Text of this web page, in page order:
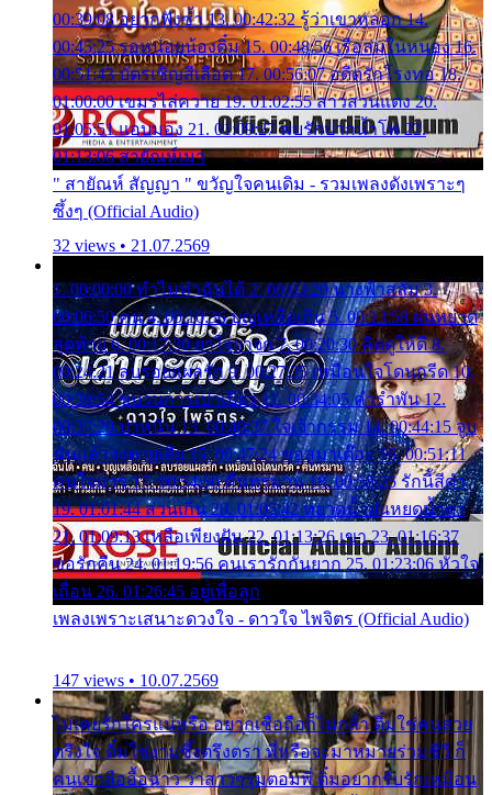
00:39:08 อยากฟังซ้ำ 13. 00:42:32 รู้ว่าเขาหลอก 14.
00:45:25 รอหน่อยน้องติ๋ม 15. 00:48:56 เรือล่มในหนอง 16.
00:51:43 บัตรเชิญสีเลือด 17. 00:56:07 อดีตรักโรงทอ 18.
01:00:00 เขมรไล่ควาย 19. 01:02:55 สาวสวนแตง 20.
01:05:51 แอบมอง 21. 01:09:27 พบรักปากน้ำโพ 22.
01:13:06 สายัณห์เมา
" สายัณห์ สัญญา " ขวัญใจคนเดิม - รวมเพลงดังเพราะๆ
ซึ้งๆ (Official Audio)
32 views • 21.07.2569
1. 00:00:00 ทำไมทำฉันได้ 2. 00:03:20 นางฟ้าสลัม 3.
00:06:50 คน 4. 00:10:36 บุญเหลือเกิน 5. 00:13:58 ฝนหยาด
สุดท้าย 6. 00:17:30 ยาใจยาจก 7. 00:20:30 คิดดูให้ดี 8.
00:24:21 ลบรอยแผลรัก 9. 00:27:35 เหมือนใจโดนกรีด 10.
00:30:54 ขบวนการเปาเปียว 11. 00:34:05 คำรำพัน 12.
00:37:20 ปาหนัน 13. 00:40:37 ใจเจ้ากรรม 14. 00:44:15 จูบ
ฉันแล้วจงตายเสีย 15. 00:47:24 ขอสูมาเต๊อะ 16. 00:51:11
คนใจมาร 17. 00:54:50 คืนทรมาน 18. 00:58:25 รักนี้สีดำ
19. 01:01:44 ส่วนเกิน 20. 01:05:42 หยาดน้ำฝนหยดน้ำตา
21. 01:09:13 เหลือเพียงฝัน 22. 01:13:26 เขา 23. 01:16:37
ขอรักคืน 24. 01:19:56 คนเรารักกันยาก 25. 01:23:06 หัวใจ
เถื่อน 26. 01:26:45 อยู่เพื่อลูก
เพลงเพราะเสนาะดวงใจ - ดาวใจ ไพจิตร (Official Audio)
147 views • 10.07.2569
ไม่เคยรักใครแน่หรือ อยากเชื่อถือก็ไม่กล้า ติ๋มใช่คนสวย
ตรึงใจ ติ๋มใช่งามซึ้งตรึงตรา พี่หรือจะมาหมายร่วมชีวี ก็
คนเขาลืออื้อฉาว ว่าสาวๆรุมตอมพี่ ติ๋มอยากรับรักเหมือน